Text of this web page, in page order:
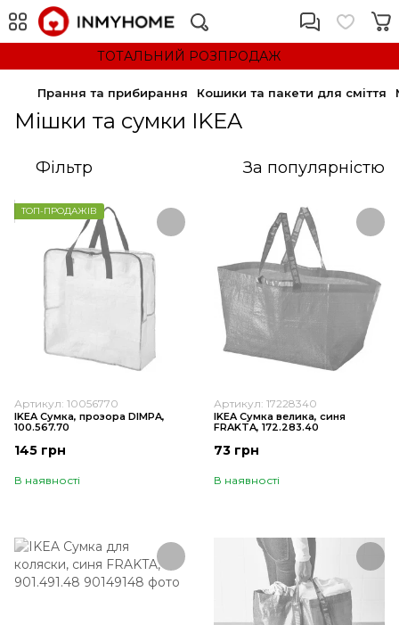
ТОТАЛЬНИЙ РОЗПРОДАЖ
Прання та прибирання Кошики та пакети для сміття
Мішки та сумки IKEA
Фільтр За популярністю
ТОП-ПРОДАЖІВ
Артикул: 10056770
IKEA Сумка, прозора DIMPA,
100.567.70
145 грн
В наявності
Артикул: 17228340
IKEA Сумка велика, синя
FRAKTA, 172.283.40
73 грн
В наявності